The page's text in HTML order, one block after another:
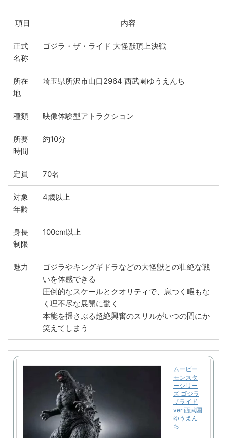
項目 内容
正式
名称
ゴジラ・ザ・ライド 大怪獣頂上決戦
所在
地
埼玉県所沢市山口2964 西武園ゆうえんち
種類 映像体験型アトラクション
所要
時間
約10分
定員 70名
対象
年齢
4歳以上
身長
制限
100cm以上
魅力
ゴジラやキングギドラなどの大怪獣との壮絶な戦
いを体感できる
圧倒的なスケールとクオリティで、息つく暇もな
く理不尽な展開に驚く
本能を揺さぶる超絶興奮のスリルがいつの間にか
笑えてしまう
ムービー
モンスタ
ーシリー
ズ ゴジラ
ザライド
ver 西武園
ゆうえん
ち